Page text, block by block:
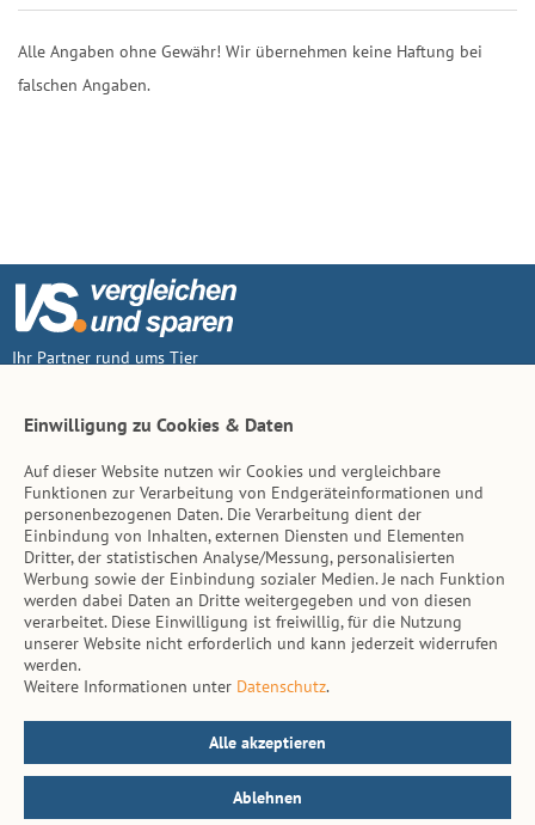
Alle Angaben ohne Gewähr! Wir übernehmen keine Haftung bei
falschen Angaben.
Ihr Partner rund ums Tier
Inhalt
Tierarzt-Suche
Hinweise
AGB
Impressum
Datenschutz
Kontakt
© vs. vergleichen-und-sparen.de 2026
Einwilligung zu Cookies & Daten
Auf dieser Website nutzen wir Cookies und vergleichbare
Funktionen zur Verarbeitung von Endgeräteinformationen und
personenbezogenen Daten. Die Verarbeitung dient der
Einbindung von Inhalten, externen Diensten und Elementen
Dritter, der statistischen Analyse/Messung, personalisierten
Werbung sowie der Einbindung sozialer Medien. Je nach Funktion
werden dabei Daten an Dritte weitergegeben und von diesen
verarbeitet. Diese Einwilligung ist freiwillig, für die Nutzung
unserer Website nicht erforderlich und kann jederzeit widerrufen
werden.
Weitere Informationen unter Datenschutz.
Alle akzeptieren
Ablehnen